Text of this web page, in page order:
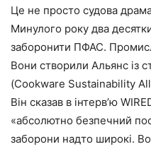
Це не просто судова
Минулого року два
заборонити ПФАС.
Вони створили Альянс із
(Cookware Sustainability
Він сказав в інтерв’ю
«абсолютно безпечний
заборони надто широкі.